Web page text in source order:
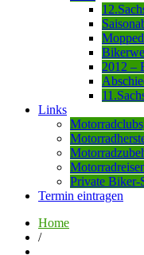
2012 –
Links
Private Biker-
Termin eintragen
Home
/